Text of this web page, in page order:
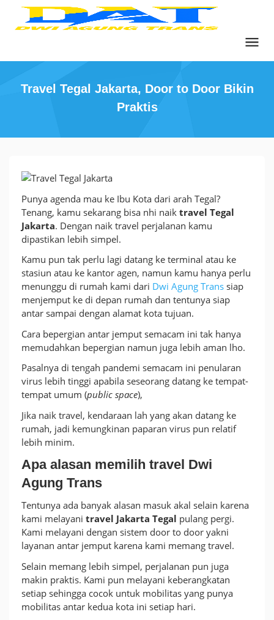
content
Travel Tegal Jakarta, Door to Door Bikin
Praktis
Travel
Jakarta,
Door
to
Door
Bikin
Praktis
Punya agenda mau ke Ibu Kota dari arah Tegal?
Tenang, kamu sekarang bisa nhi naik travel Tegal
Jakarta. Dengan naik travel perjalanan kamu
dipastikan lebih simpel.
Kamu pun tak perlu lagi datang ke terminal atau ke
stasiun atau ke kantor agen, namun kamu hanya perlu
menunggu di rumah kami dari Dwi Agung Trans siap
menjemput ke di depan rumah dan tentunya siap
antar sampai dengan alamat kota tujuan.
Cara bepergian antar jemput semacam ini tak hanya
memudahkan bepergian namun juga lebih aman lho.
Pasalnya di tengah pandemi semacam ini penularan
virus lebih tinggi apabila seseorang datang ke tempat-
tempat umum (public space),
Jika naik travel, kendaraan lah yang akan datang ke
rumah, jadi kemungkinan paparan virus pun relatif
lebih minim.
Apa alasan memilih travel Dwi
Agung Trans
Tentunya ada banyak alasan masuk akal selain karena
kami melayani travel Jakarta Tegal pulang pergi.
Kami melayani dengan sistem door to door yakni
layanan antar jemput karena kami memang travel.
Selain memang lebih simpel, perjalanan pun juga
makin praktis. Kami pun melayani keberangkatan
setiap sehingga cocok untuk mobilitas yang punya
mobilitas antar kedua kota ini setiap hari.